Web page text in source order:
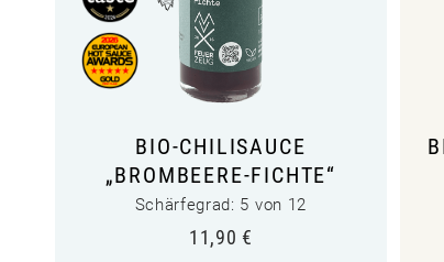
BIO-CHILISAUCE
„BROMBEERE-FICHTE“
Schärfegrad: 5 von 12
11,90 €